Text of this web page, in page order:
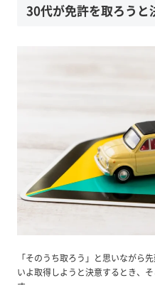
30代が免許を取ろうと
「そのうち取ろう」と思いながら
いよ取得しようと決意するとき、